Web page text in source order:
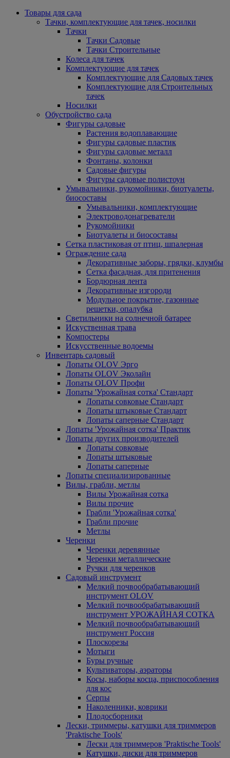
Товары для сада
Тачки, комплектующие для тачек, носилки
Тачки
Тачки Садовые
Тачки Строительные
Колеса для тачек
Комплектующие для тачек
Комплектующие для Садовых тачек
Комплектующие для Строительных
тачек
Носилки
Обустройство сада
Фигуры садовые
Растения водоплавающие
Фигуры садовые пластик
Фигуры садовые металл
Фонтаны, колонки
Садовые фигуры
Фигуры садовые полистоун
Умывальники, рукомойники, биотуалеты,
биосоставы
Умывальники, комплектующие
Электроводонагреватели
Рукомойники
Биотуалеты и биосоставы
Сетка пластиковая от птиц, шпалерная
Ограждение сада
Декоративные заборы, грядки, клумбы
Сетка фасадная, для притенения
Бордюрная лента
Декоративные изгороди
Модульное покрытие, газонные
решетки, опалубка
Светильники на солнечной батарее
Искуственная трава
Компостеры
Искусственные водоемы
Инвентарь садовый
Лопаты OLOV Эрго
Лопаты OLOV Эколайн
Лопаты OLOV Профи
Лопаты 'Урожайная сотка' Стандарт
Лопаты совковые Стандарт
Лопаты штыковые Стандарт
Лопаты саперные Стандарт
Лопаты 'Урожайная сотка' Практик
Лопаты других производителей
Лопаты совковые
Лопаты штыковые
Лопаты саперные
Лопаты специализированные
Вилы, грабли, метлы
Вилы Урожайная сотка
Вилы прочие
Грабли 'Урожайная сотка'
Грабли прочие
Метлы
Черенки
Черенки деревянные
Черенки металлические
Ручки для черенков
Садовый инструмент
Мелкий почвообрабатывающий
инструмент OLOV
Мелкий почвообрабатывающий
инструмент УРОЖАЙНАЯ СОТКА
Мелкий почвообрабатывающий
инструмент Россия
Плоскорезы
Мотыги
Буры ручные
Культиваторы, аэраторы
Косы, наборы косца, приспособления
для кос
Серпы
Наколенники, коврики
Плодосборники
Лески, триммеры, катушки для триммеров
'Praktische Tools'
Лески для триммеров 'Praktische Tools'
Катушки, диски для триммеров